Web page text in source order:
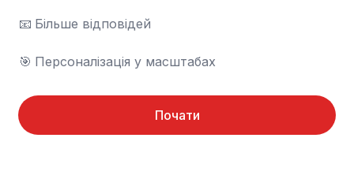
📧	Більше відповідей
🎯	Персоналізація у масштабах
Почати